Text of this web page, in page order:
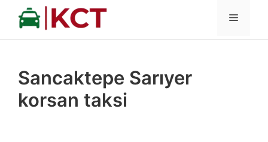
İçeriğe
MENÜ
Sancaktepe Sarıyer
korsan taksi